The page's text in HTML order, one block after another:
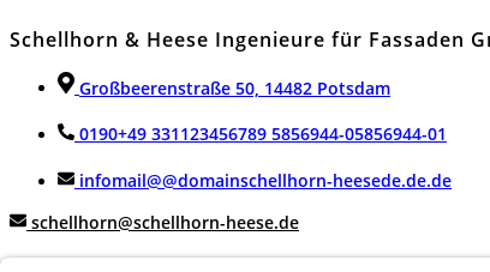
Schellhorn & Heese Ingenieure für Fassaden
Großbeerenstraße 50, 14482 Potsdam
0190+49 331123456789 5856944-05856944-01
infomail@@domainschellhorn-heesede.de.de
schellhorn@schellhorn-heese.de